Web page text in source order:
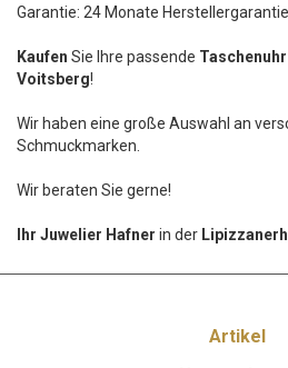
Garantie: 24 Monate Herstellergarantie
Kaufen Sie Ihre passende Taschenuhr
Voitsberg!
Wir haben eine große Auswahl an
Schmuckmarken.
Wir beraten Sie gerne!
Ihr Juwelier Hafner in der
Artikel